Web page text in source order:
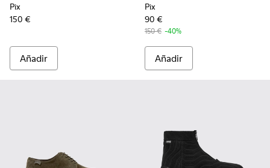
Pix
150 €
Añadir
Pix
90 €
150 € -40%
Añadir